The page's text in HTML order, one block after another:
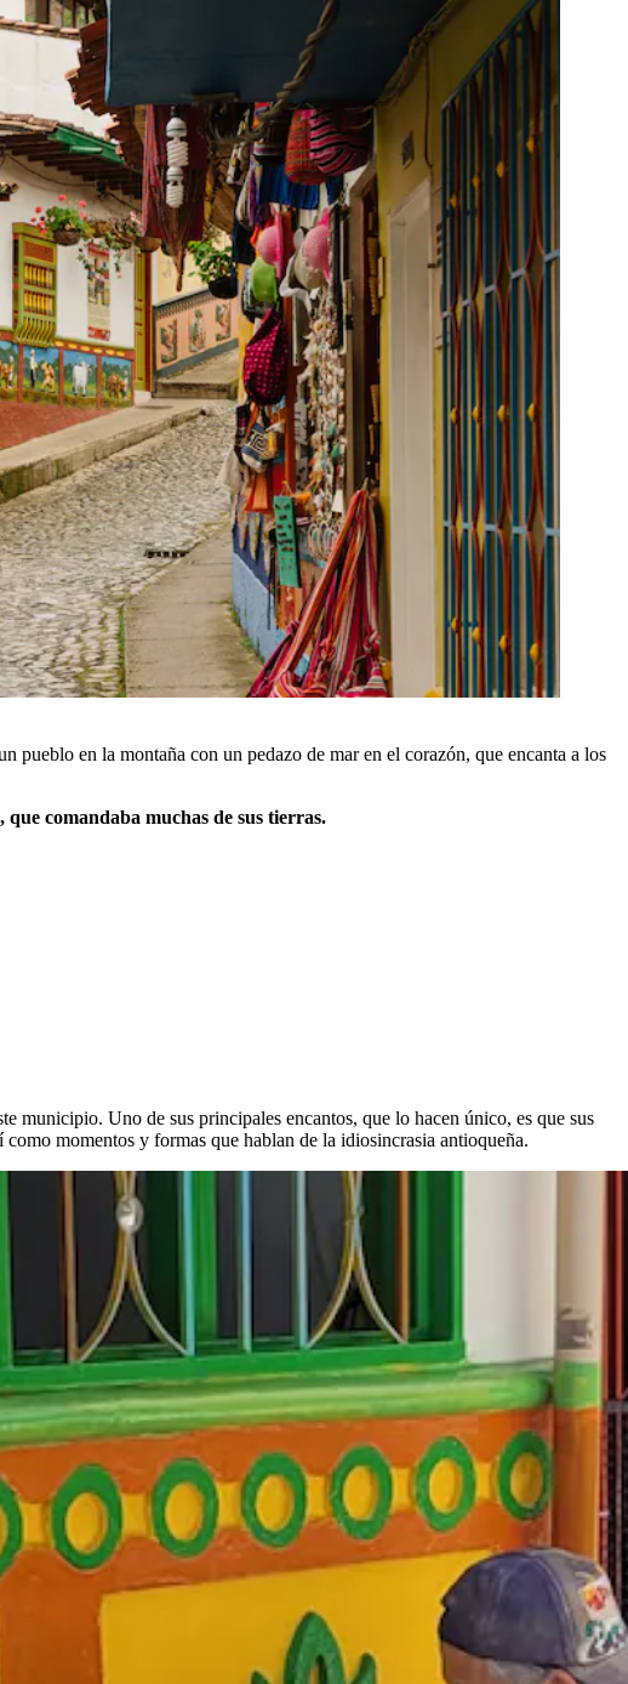
pueblo en la montaña con un pedazo de mar en el corazón, que encanta a los
comandaba muchas de sus tierras.
municipio. Uno de sus principales encantos, que lo hacen único, es que sus
momentos y formas que hablan de la idiosincrasia antioqueña.